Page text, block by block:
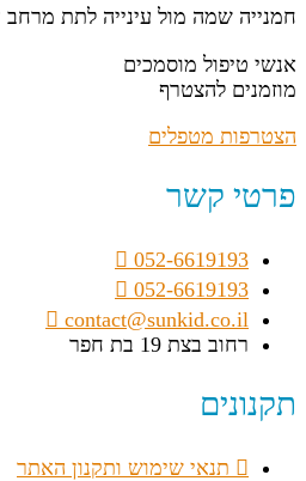
חמנייה שמה מול עינייה לתת מרחב
אנשי טיפול מוסמכים
מוזמנים להצטרף
הצטרפות מטפלים
פרטי קשר
052-6619193
052-6619193
contact@sunkid.co.il
רחוב בצת 19 בת חפר
תקנונים
תנאי שימוש ותקנון האתר